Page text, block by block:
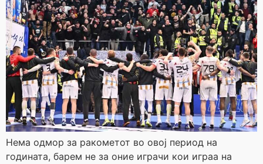
Нема одмор за ракометот во овој период на
годината, барем не за оние играчи кои играа на